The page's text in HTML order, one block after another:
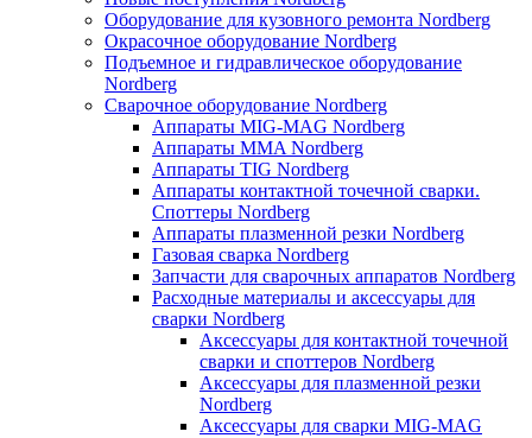
Оборудование для кузовного ремонта Nordberg
Окрасочное оборудование Nordberg
Подъемное и гидравлическое оборудование
Nordberg
Сварочное оборудование Nordberg
Аппараты MIG-MAG Nordberg
Аппараты MMA Nordberg
Аппараты TIG Nordberg
Аппараты контактной точечной сварки.
Споттеры Nordberg
Аппараты плазменной резки Nordberg
Газовая сварка Nordberg
Запчасти для сварочных аппаратов Nordberg
Расходные материалы и аксессуары для
сварки Nordberg
Аксессуары для контактной точечной
сварки и споттеров Nordberg
Аксессуары для плазменной резки
Nordberg
Аксессуары для сварки MIG-MAG